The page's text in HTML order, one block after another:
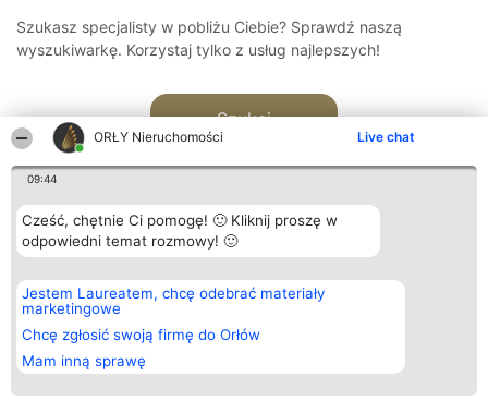
ORŁY Nieruchomości Live chat
09:44
Cześć, chętnie Ci pomogę! 🙂 Kliknij proszę w
odpowiedni temat rozmowy! 🙂
Jestem Laureatem, chcę odebrać materiały
marketingowe
Chcę zgłosić swoją firmę do Orłów
Mam inną sprawę
Szukasz specjalisty w pobliżu Ciebie? Sprawdź naszą
wyszukiwarkę. Korzystaj tylko z usług najlepszych!
Szukaj
Organizator plebiscytu
Bright Side Solutions sp. z o.
o. sp. k.
ul. Ruska 22
Wrocław 50-079
KRS 0000749100 | Regon
381313360 | NIP 8943132676
Plebiscyt
Laureaci
wszystkich
Laureatów
Regulamin
Kontakt
Kontakt